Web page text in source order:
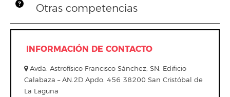
Otras competencias
INFORMACIÓN DE CONTACTO
Avda. Astrofísico Francisco Sánchez, SN. Edificio
Calabaza – AN.2D Apdo. 456 38200 San Cristóbal de
La Laguna